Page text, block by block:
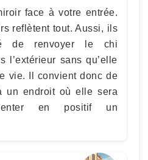
face à votre entrée.
reflètent tout. Aussi, ils
de renvoyer le chi
l’extérieur sans qu’elle
vie. Il convient donc de
un endroit où elle sera
en positif un